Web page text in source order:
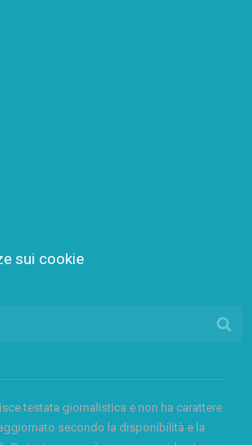
sui cookie
testata giornalistica e non ha carattere
secondo la disponibilità e la